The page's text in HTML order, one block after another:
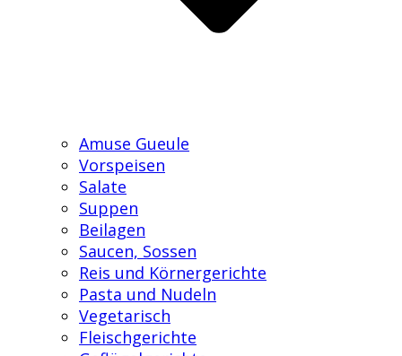
Amuse Gueule
Vorspeisen
Salate
Suppen
Beilagen
Saucen, Sossen
Reis und Körnergerichte
Pasta und Nudeln
Vegetarisch
Fleischgerichte